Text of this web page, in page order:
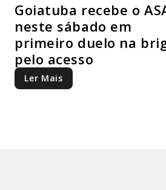
Goiatuba recebe o
neste sábado em
primeiro duelo na
pelo acesso
Ler Mais